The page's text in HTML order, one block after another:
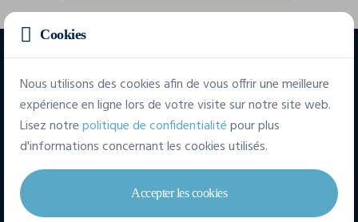
Spécialiste du textile publicitaire
Cookies
Nous utilisons des cookies afin de vous offrir une meilleure
expérience en ligne lors de votre visite sur notre site web.
Lisez notrepolitique de confidentialitépour plus
d'informations concernant les cookies utilisés.
Accepter les cookies